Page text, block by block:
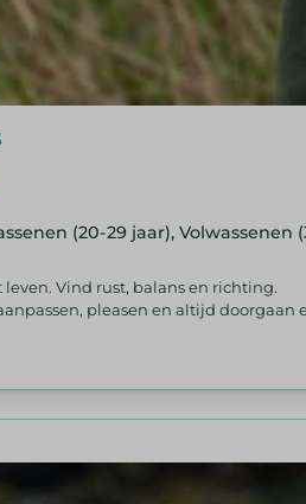
(20-29 jaar), Volwassenen
Vind rust, balans en richting.
pleasen en altijd